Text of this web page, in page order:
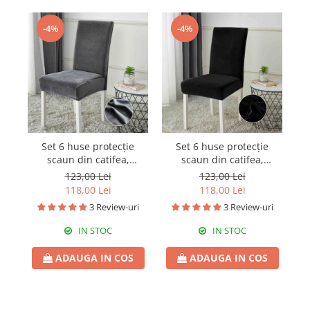
-4%
Set 6 huse protecție
scaun din catifea,
elastice, HPS25
123,00 Lei
118,00 Lei
3 Review-uri
IN STOC
ADAUGA IN COS
-4%
Set 6 huse protecție
scaun din catifea,
elastice, HPS28
123,00 Lei
118,00 Lei
3 Review-uri
IN STOC
ADAUGA IN COS